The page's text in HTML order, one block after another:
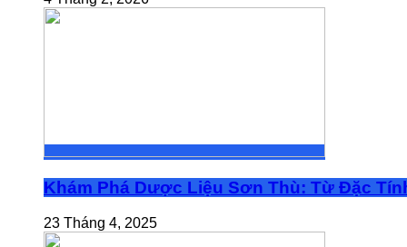
Khám Phá Dược Liệu Sơn Thù: Từ Đặc
23 Tháng 4, 2025